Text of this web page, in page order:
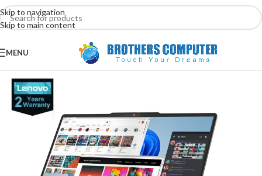
Skip to navigation
Skip to main content
MENU